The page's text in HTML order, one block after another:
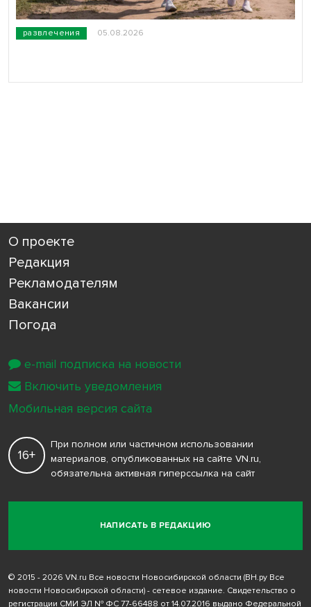
развлечения 05.08.2026
О проекте
Редакция
Рекламодателям
Вакансии
Погода
НАПИСАТЬ В РЕДАКЦИЮ
16+
При полном или частичном использовании
материалов, опубликованных на сайте VN.ru,
обязательна активная гиперссылка на сайт
© 2015 - 2026 VN.ru Все новости Новосибирской области (ВН.ру Все
новости Новосибирской области) - сетевое издание. Свидетельство о
регистрации СМИ ЭЛ № ФС 77-66488 от 14.07.2016 выдано Федеральной
e-mail подписка на новости
Включить уведомления
Мобильная версия сайта